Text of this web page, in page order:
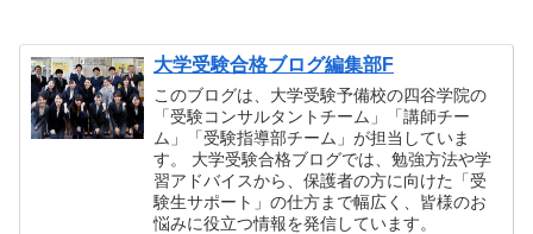
大学受験合格ブログ編集部F
このブログは、大学受験予備校の四谷学院の
「受験コンサルタントチーム」「講師チー
ム」「受験指導部チーム」が担当していま
す。 大学受験合格ブログでは、勉強方法や学
習アドバイスから、保護者の方に向けた「受
験生サポート」の仕方まで幅広く、皆様のお
悩みに役立つ情報を発信しています。